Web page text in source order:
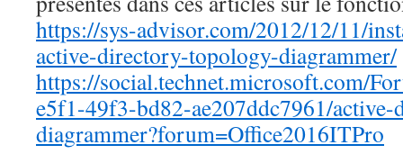
https://sys-advisor.com/2012/12/11/
active-directory-topology-diagrammer/
https://social.technet.microsoft.com/
e5f1-49f3-bd82-ae207ddc7961/
diagrammer?forum=Office2016ITPro